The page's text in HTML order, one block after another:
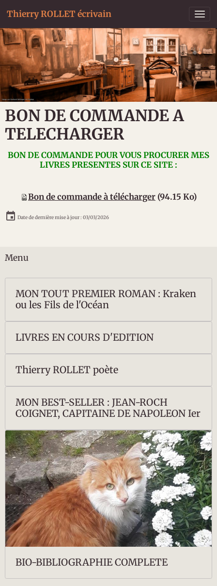
Thierry ROLLET écrivain
BON DE COMMANDE A
TELECHARGER
BON DE COMMANDE POUR VOUS PROCURER MES
LIVRES PRESENTES SUR CE SITE :
Bon de commande à télécharger (94.15 Ko)
Date de dernière mise à jour : 03/03/2026
Menu
MON TOUT PREMIER ROMAN : Kraken
ou les Fils de l'Océan
LIVRES EN COURS D'EDITION
Thierry ROLLET poète
MON BEST-SELLER : JEAN-ROCH
COIGNET, CAPITAINE DE NAPOLEON Ier
BIO-BIBLIOGRAPHIE COMPLETE